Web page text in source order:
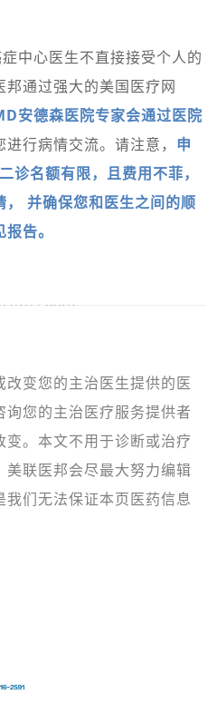
中心医生不直接接受个人的
通过强大的美国医疗网
安德森医院专家会通过医院
进行病情交流。请注意， 申
诊名额有限，且费用不菲，
并确保您和医生之间的顺
告。
改变您的主治医生提供的医
您的主治医疗服务提供者
变。本文不用于诊断或治疗
美联医邦会尽最大努力编辑
们无法保证本页医药信息